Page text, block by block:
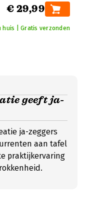
€ 29,99
huis | Gratis verzonden
geeft ja-
ja-zeggers
aan tafel
praktijkervaring